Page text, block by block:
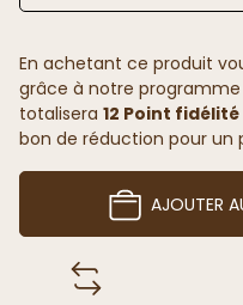
En achetant ce produit
grâce à notre
totalisera 12 Point fidélité
bon de réduction pour un
AJOUTER